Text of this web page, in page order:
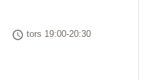
Tid
tors 19:00-20:30